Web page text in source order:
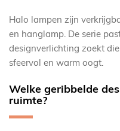
Halo lampen zijn
en hanglamp. De serie
designverlichting zoekt
sfeervol en warm oogt.
Welke geribbelde
ruimte?